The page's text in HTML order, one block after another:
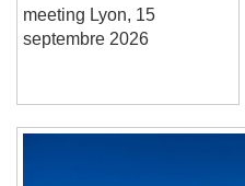
Current Time
/
Stream TypeLIVE
Seek to live,
Je m’inscris à EnerJ-
meeting Lyon, 15